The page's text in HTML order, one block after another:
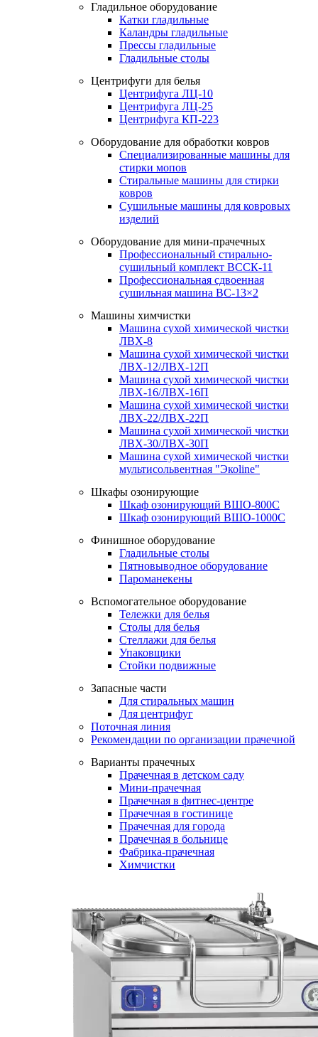
Гладильное оборудование
Катки гладильные
Каландры гладильные
Прессы гладильные
Гладильные столы
Центрифуги для белья
Центрифуга ЛЦ-10
Центрифуга ЛЦ-25
Центрифуга КП-223
Оборудование для обработки ковров
Специализированные машины для
стирки мопов
Стиральные машины для стирки
ковров
Сушильные машины для ковровых
изделий
Оборудование для мини-прачечных
Профессиональный стирально-
сушильный комплект ВССК-11
Профессиональная сдвоенная
сушильная машина ВС-13×2
Машины химчистки
Машина сухой химической чистки
ЛВХ-8
Машина сухой химической чистки
ЛВХ-12/ЛВХ-12П
Машина сухой химической чистки
ЛВХ-16/ЛВХ-16П
Машина сухой химической чистки
ЛВХ-22/ЛВХ-22П
Машина сухой химической чистки
ЛВХ-30/ЛВХ-30П
Машина сухой химической чистки
мультисольвентная "Экоline"
Шкафы озонирующие
Шкаф озонирующий ВШО-800С
Шкаф озонирующий ВШО-1000С
Финишное оборудование
Гладильные столы
Пятновыводное оборудование
Пароманекены
Вспомогательное оборудование
Тележки для белья
Столы для белья
Стеллажи для белья
Упаковщики
Стойки подвижные
Запасные части
Для стиральных машин
Для центрифуг
Поточная линия
Рекомендации по организации прачечной
Варианты прачечных
Прачечная в детском саду
Мини-прачечная
Прачечная в фитнес-центре
Прачечная в гостинице
Прачечная для города
Прачечная в больнице
Фабрика-прачечная
Химчистки